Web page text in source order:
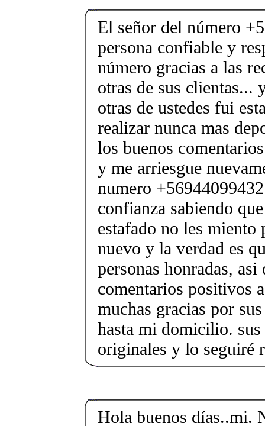
El señor del número
persona confiable y
número gracias a las
otras de sus clientas...
otras de ustedes fui
realizar nunca mas
los buenos
y me arriesgue
numero
confianza sabiendo
estafado no les miento
nuevo y la verdad es
personas honradas,
comentarios positivos
muchas gracias por
hasta mi domicilio.
originales y lo seguiré
Hola buenos días..mi.